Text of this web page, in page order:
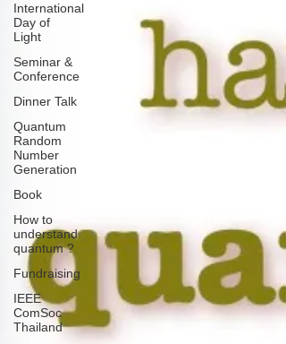
International
Day of
Light
Seminar &
Conference
Dinner Talk
Quantum
Random
Number
Generation
Book
How to
understand
quantum ?
Fundraising
IEEE
ComSoc
Thailand